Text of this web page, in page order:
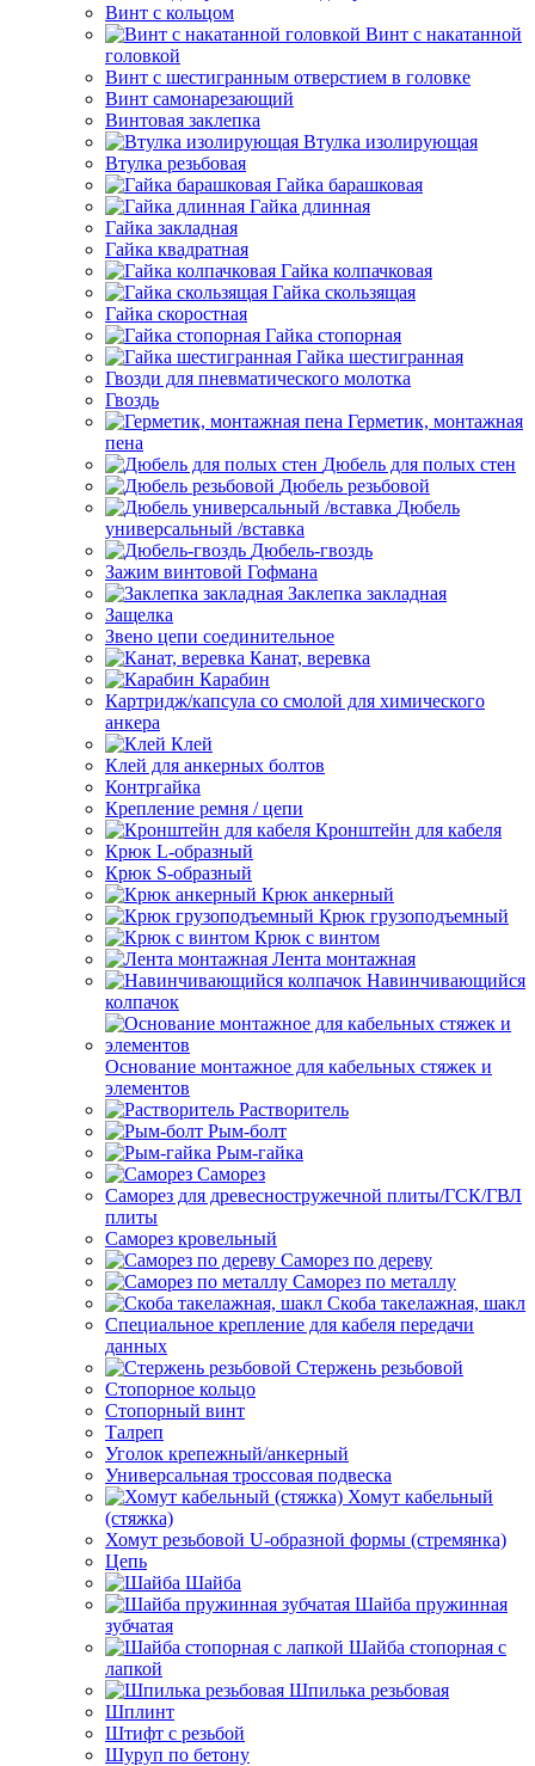
Винт с кольцом
Винт с накатанной
головкой
Винт с шестигранным отверстием в головке
Винт самонарезающий
Винтовая заклепка
Втулка изолирующая
Втулка резьбовая
Гайка барашковая
Гайка длинная
Гайка закладная
Гайка квадратная
Гайка колпачковая
Гайка скользящая
Гайка скоростная
Гайка стопорная
Гайка шестигранная
Гвозди для пневматического молотка
Гвоздь
Герметик, монтажная
пена
Дюбель для полых стен
Дюбель резьбовой
Дюбель
универсальный /вставка
Дюбель-гвоздь
Зажим винтовой Гофмана
Заклепка закладная
Защелка
Звено цепи соединительное
Канат, веревка
Карабин
Картридж/капсула со смолой для химического
анкера
Клей
Клей для анкерных болтов
Контргайка
Крепление ремня / цепи
Кронштейн для кабеля
Крюк L-образный
Крюк S-образный
Крюк анкерный
Крюк грузоподъемный
Крюк с винтом
Лента монтажная
Навинчивающийся
колпачок
Основание монтажное для кабельных стяжек и
элементов
Растворитель
Рым-болт
Рым-гайка
Саморез
Саморез для древесностружечной плиты/ГСК/ГВЛ
плиты
Саморез кровельный
Саморез по дереву
Саморез по металлу
Скоба такелажная, шакл
Специальное крепление для кабеля передачи
данных
Стержень резьбовой
Стопорное кольцо
Стопорный винт
Талреп
Уголок крепежный/анкерный
Универсальная троссовая подвеска
Хомут кабельный
(стяжка)
Хомут резьбовой U-образной формы (стремянка)
Цепь
Шайба
Шайба пружинная
зубчатая
Шайба стопорная с
лапкой
Шпилька резьбовая
Шплинт
Штифт с резьбой
Шуруп по бетону